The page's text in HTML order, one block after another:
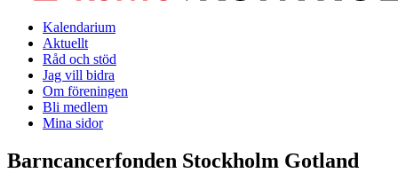
Kalendarium
Aktuellt
Råd och stöd
Jag vill bidra
Om föreningen
Bli medlem
Mina sidor
Barncancerfonden Stockholm Gotland